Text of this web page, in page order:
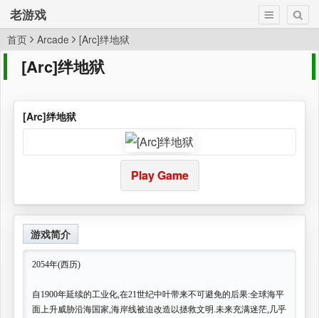
老游戏
首页 Arcade [Arc]绊地狱
[Arc]绊地狱
[Arc]绊地狱
Play Game
游戏简介
2054年(西历)
自1900年延续的工业化,在21世纪中叶带来不可避免的后果:全球海平
面上升威胁沿海国家,海岸线被迫改造以拯救文明.未来充满迷茫,几乎